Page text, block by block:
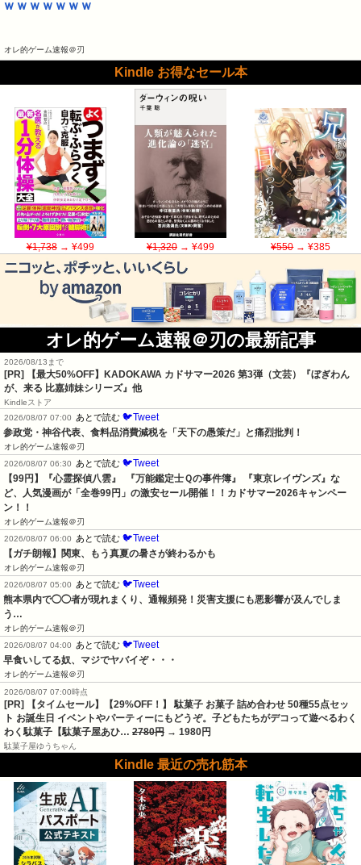
ｗｗｗｗｗｗｗ
オレ的ゲーム速報＠刃
Kindle お得なセール本
¥1,738→ ¥499 ¥1,320→ ¥499 ¥550→ ¥385
オレ的ゲーム速報＠刃の最新記事
2026/08/13まで
[PR]
【最大50%OFF】KADOKAWA カドサマー2026 第3弾（文芸）『ぼぎわん
が、来る 比嘉姉妹シリーズ』他
Kindleストア
2026/08/07 07:00
あとで読む 🐦Tweet
参政党・神谷代表、食料品消費減税を「天下の愚策だ」と痛烈批判！
オレ的ゲーム速報＠刃
2026/08/07 06:30
あとで読む 🐦Tweet
【99円】『心霊探偵八雲』  『万能鑑定士Ｑの事件簿』 『東京レイヴンズ』な
ど、人気漫画が「全巻99円」の激安セール開催！！カドサマー2026キャンペー
ン！！
オレ的ゲーム速報＠刃
2026/08/07 06:00
あとで読む 🐦Tweet
【ガチ朗報】関東、もう真夏の暑さが終わるかも
オレ的ゲーム速報＠刃
2026/08/07 05:00
あとで読む 🐦Tweet
熊本県内で◯◯者が現れまくり、通報頻発！災害支援にも悪影響が及んでしま
う…
オレ的ゲーム速報＠刃
2026/08/07 04:00
あとで読む 🐦Tweet
早食いしてる奴、マジでヤバイぞ・・・
オレ的ゲーム速報＠刃
2026/08/07 07:00時点
[PR] 【タイムセール】【29%OFF！】 駄菓子 お菓子 詰め合わせ 50種55点セッ
ト お誕生日 イベントやパーティーにもどうぞ。子どもたちがデコって遊べるわく
わく駄菓子【駄菓子屋あひ… 2780円 → 1980円
駄菓子屋ゆうちゃん
Kindle 最近の売れ筋本